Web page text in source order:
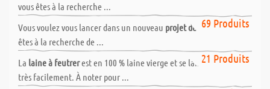
vous êtes à la recherche ...
69 Produits
Laine à crocheter
Vous voulez vous lancer dans un nouveau projet de crochetet vous
êtes à la recherche de ...
21 Produits
Laine à feutrer
La laine à feutrerest en 100 % laine vierge et se laisse travailler
très facilement. À noter pour ...
Livres - travaux manuels